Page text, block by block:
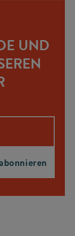
UND